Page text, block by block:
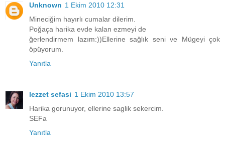
Unknown 1 Ekim 2010 12:31
Mineciğim hayırlı cumalar dilerim.
Poğaça harika evde kalan ezmeyi de
ğerlendirmem lazım:))Ellerine sağlık seni ve Mügeyi çok
öpüyorum.
Yanıtla
lezzet sefasi 1 Ekim 2010 13:57
Harika gorunuyor, ellerine saglik sekercim.
SEFa
Yanıtla